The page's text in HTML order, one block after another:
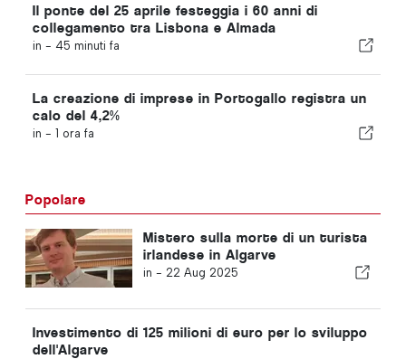
Il ponte del 25 aprile festeggia i 60 anni di
collegamento tra Lisbona e Almada
in - 45 minuti fa
La creazione di imprese in Portogallo registra un
calo del 4,2%
in - 1 ora fa
Popolare
Mistero sulla morte di un turista
irlandese in Algarve
in - 22 Aug 2025
Investimento di 125 milioni di euro per lo sviluppo
dell'Algarve